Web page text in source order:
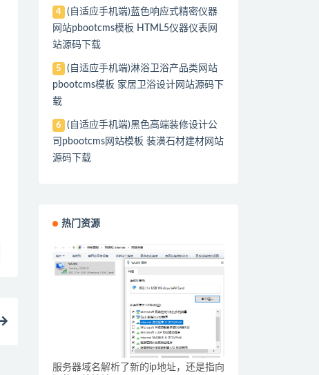
4
(自适应手机端)蓝色响应式精密仪器
网站pbootcms模板 HTML5仪器仪表网
站源码下载
5
(自适应手机端)淋浴卫浴产品类网站
pbootcms模板 家居卫浴设计网站源码下
载
6
(自适应手机端)黑色高端装修设计公
司pbootcms网站模板 装潢石材建材网站
源码下载
热门资源
服务器域名解析了新的ip地址，还是指向